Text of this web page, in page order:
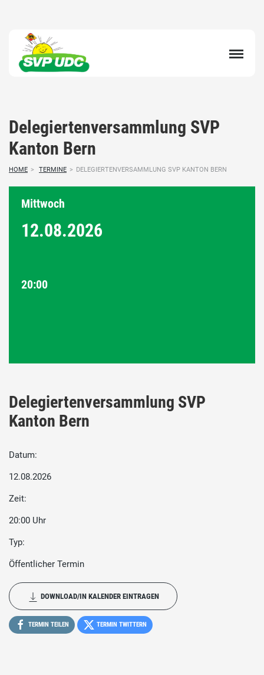
Delegiertenversammlung SVP
Kanton Bern
HOME > TERMINE > DELEGIERTENVERSAMMLUNG SVP KANTON BERN
Mittwoch
12.08.2026
20:00
Delegiertenversammlung SVP
Kanton Bern
Datum:
12.08.2026
Zeit:
20:00 Uhr
Typ:
Öffentlicher Termin
DOWNLOAD/IN KALENDER EINTRAGEN
TERMIN TEILEN TERMIN TWITTERN